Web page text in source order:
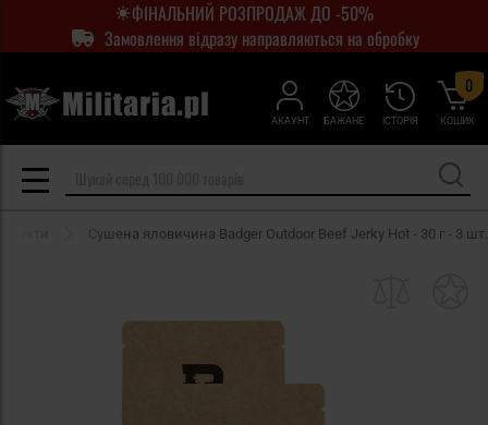
ФІНАЛЬНИЙ РОЗПРОДАЖ ДО -50%
Замовлення відразу направляються на обробку
АКАУНТ ІСТОРІЯ
БАЖАНЕ КОШИК
0
Сушена яловичина Badger Outdoor Beef Jerky Hot - 30 г - 3 шт.